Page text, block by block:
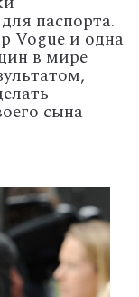
паспорта.
Vogue и одна
в мире
сына